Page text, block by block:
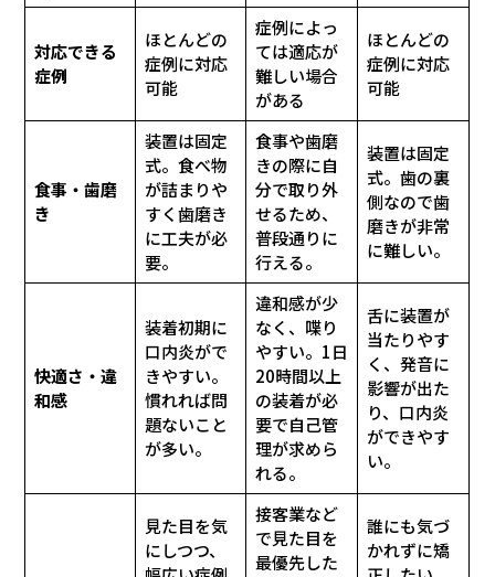
対応できる
症例
ほとんどの
症例に対応
可能
症例によっ
ては適応が
難しい場合
がある
ほとんどの
症例に対応
可能
食事・歯磨
き
装置は固定
式。食べ物
が詰まりや
すく歯磨き
に工夫が必
要。
食事や歯磨
きの際に自
分で取り外
せるため、
普段通りに
行える。
装置は固定
式。歯の裏
側なので歯
磨きが非常
に難しい。
快適さ・違
和感
装着初期に
口内炎がで
きやすい。
慣れれば問
題ないこと
が多い。
違和感が少
なく、喋り
やすい。1日
20時間以上
の装着が必
要で自己管
理が求めら
れる。
舌に装置が
当たりやす
く、発音に
影響が出た
り、口内炎
ができやす
い。
見た目を気
にしつつ、
接客業など
で見た目を
最優先した
誰にも気づ
かれずに矯